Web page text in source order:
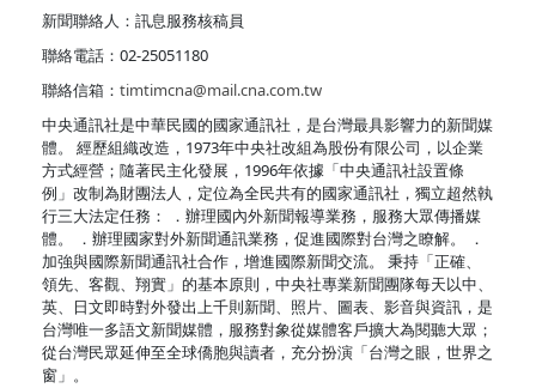
新聞聯絡人：訊息服務核稿員
聯絡電話：02-25051180
聯絡信箱： timtimcna@mail.cna.com.tw
中央通訊社是中華民國的國家通訊社，是台灣最具影響力的新聞媒
體。 經歷組織改造，1973年中央社改組為股份有限公司，以企業
方式經營；隨著民主化發展，1996年依據「中央通訊社設置條
例」改制為財團法人，定位為全民共有的國家通訊社，獨立超然執
行三大法定任務： ．辦理國內外新聞報導業務，服務大眾傳播媒
體。 ．辦理國家對外新聞通訊業務，促進國際對台灣之瞭解。 ．
加強與國際新聞通訊社合作，增進國際新聞交流。 秉持「正確、
領先、客觀、翔實」的基本原則，中央社專業新聞團隊每天以中、
英、日文即時對外發出上千則新聞、照片、圖表、影音與資訊，是
台灣唯一多語文新聞媒體，服務對象從媒體客戶擴大為閱聽大眾；
從台灣民眾延伸至全球僑胞與讀者，充分扮演「台灣之眼，世界之
窗」。